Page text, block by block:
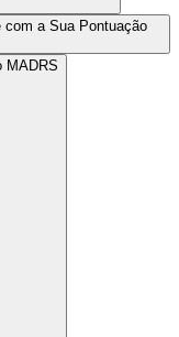
com a Sua Pontuação
MADRS